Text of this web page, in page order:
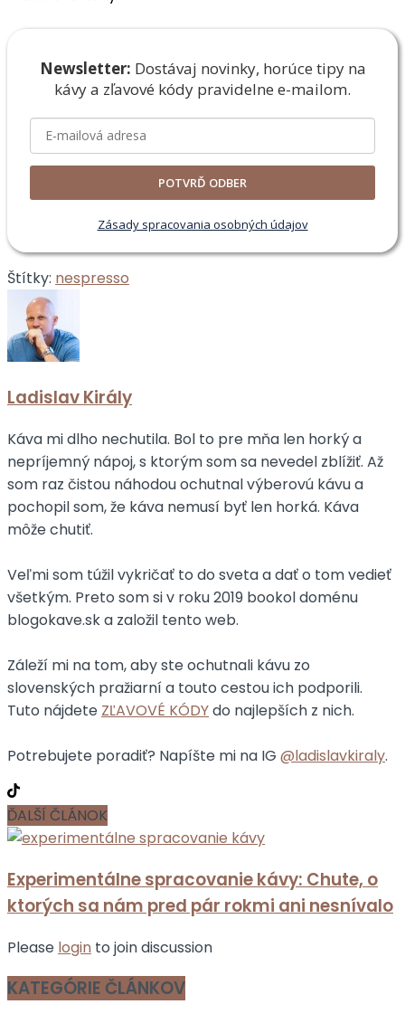
Newsletter: Dostávaj novinky, horúce tipy na
kávy a zľavové kódy pravidelne e-mailom.
POTVRĎ ODBER
Zásady spracovania osobných údajov
Štítky: nespresso
Ladislav Király
Káva mi dlho nechutila. Bol to pre mňa len horký a
nepríjemný nápoj, s ktorým som sa nevedel zblížiť. Až
som raz čistou náhodou ochutnal výberovú kávu a
pochopil som, že káva nemusí byť len horká. Káva
môže chutiť.
Veľmi som túžil vykričať to do sveta a dať o tom vedieť
všetkým. Preto som si v roku 2019 bookol doménu
blogokave.sk a založil tento web.
Záleží mi na tom, aby ste ochutnali kávu zo
slovenských pražiarní a touto cestou ich podporili.
Tuto nájdete ZĽAVOVÉ KÓDYdo najlepších z nich.
Potrebujete poradiť? Napíšte mi na IG @ladislavkiraly.
ĎALŠÍ ČLÁNOK
Experimentálne spracovanie kávy: Chute, o
ktorých sa nám pred pár rokmi ani nesnívalo
Please login to join discussion
KATEGÓRIE ČLÁNKOV